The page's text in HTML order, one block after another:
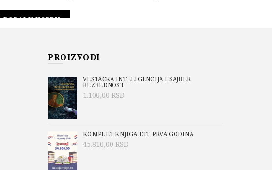
DODAJ U KORPU
978-86-7466-844-3
Akademska Misao/Academic Mind , Aktuelno , Grupa autora
PROIZVODI
VEŠTAČKA INTELIGENCIJA I SAJBER
BEZBEDNOST
1.100,00 RSD
KOMPLET KNJIGA ETF PRVA GODINA
45.810,00 RSD